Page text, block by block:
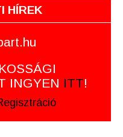
HÍREK
INGYEN ITT!